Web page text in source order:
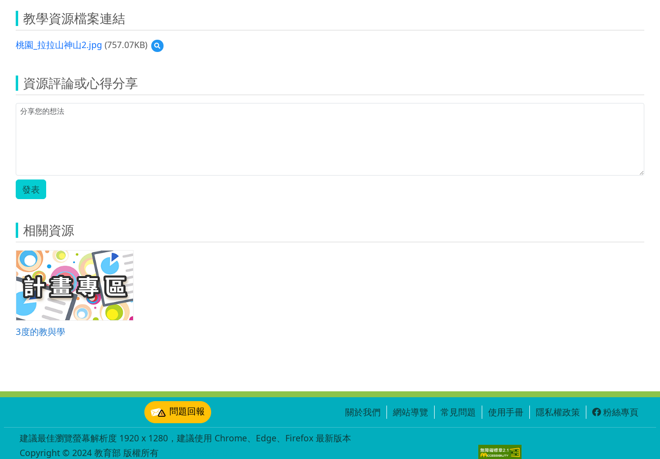
教學資源檔案連結
桃園_拉拉山神山2.jpg (757.07KB)
預
覽
拉
資源評論或心得分享
發表
相關資源
3度的教與學
問題回報 關於我們 網站導覽 常見問題 使用手冊 隱私權政策 粉絲專頁
建議最佳瀏覽螢幕解析度 1920 x 1280，建議使用 Chrome、Edge、Firefox 最新版本
Copyright © 2024 教育部 版權所有